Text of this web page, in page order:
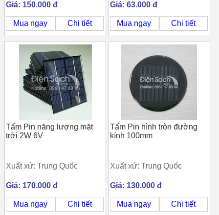
Giá: 150.000 đ
Mua ngay Chi tiết
Giá: 63.000 đ
Mua ngay Chi tiết
Tấm Pin năng lượng mặt
trời 2W 6V
Xuất xứ: Trung Quốc
Giá: 170.000 đ
Mua ngay Chi tiết
Tấm Pin hình tròn đường
kính 100mm
Xuất xứ: Trung Quốc
Giá: 130.000 đ
Mua ngay Chi tiết